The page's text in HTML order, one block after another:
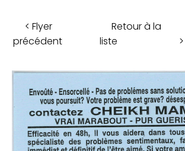
< Flyer
précédent
Retour à la
liste
>